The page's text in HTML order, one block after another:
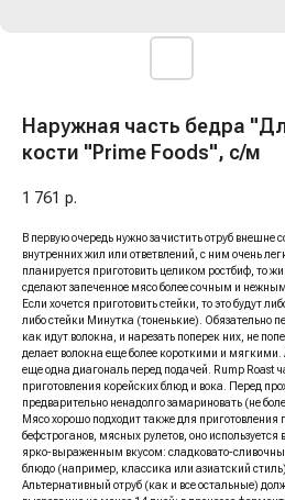
Наружная часть бедра
кости "Prime Foods", с/м
1 761 р.
В первую очередь нужно зачистить отруб внешне
внутренних жил или ответвлений, с ним очень
планируется приготовить целиком ростбиф, то
сделают запеченное мясо более сочным и нежным.
Если хочется приготовить стейки, то это будут
либо стейки Минутка (тоненькие). Обязательно
как идут волокна, и нарезать поперек них, не
делает волокна еще более короткими и
еще одна диагональ перед подачей. Rump Roast
приготовления корейских блюд и вока. Перед
предварительно ненадолго замариновать (не
Мясо хорошо подходит также для
бефстроганов, мясных рулетов, оно
ярко-выраженным вкусом: сладковато-
блюдо (например, классика или азиатский стиль).
Альтернативный отруб (как и все остальные)